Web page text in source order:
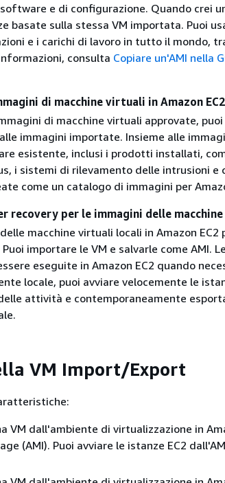
e di configurazione. Quando crei
basate sulla stessa VM importata. Puoi
e i carichi di lavoro in tutto il mondo,
consulta Copiare un'AMI nella
di macchine virtuali in Amazon EC2
di macchine virtuali approvate, puoi
immagini importate. Insieme alle
esistente, inclusi i prodotti installati,
i sistemi di rilevamento delle intrusioni e
come un catalogo di immagini per
recovery per le immagini delle
macchine virtuali locali in Amazon EC2
importare le VM e salvarle come AMI.
eseguite in Amazon EC2 quando
locale, puoi avviare velocemente le
attività e contemporaneamente
VM Import/Export
VM dall'ambiente di virtualizzazione in
(AMI). Puoi avviare le istanze EC2